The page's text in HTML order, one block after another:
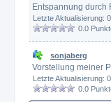
Entspannung durch
Letzte Aktualisierung:
0.0
sonjaberg
Vorstellung meiner
Letzte Aktualisierung:
0.0